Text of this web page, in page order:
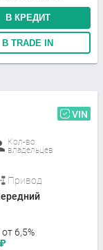
В КРЕДИТ
В TRADE IN
VIN
Кол-во
владельцев
Привод
6,5%
₽